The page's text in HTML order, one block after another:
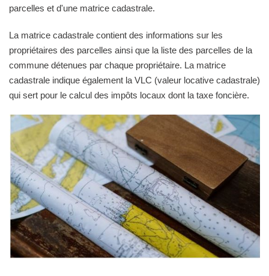
parcelles et d'une matrice cadastrale.
La matrice cadastrale contient des informations sur les
propriétaires des parcelles ainsi que la liste des parcelles de la
commune détenues par chaque propriétaire. La matrice
cadastrale indique également la VLC (valeur locative cadastrale)
qui sert pour le calcul des impôts locaux dont la taxe foncière.